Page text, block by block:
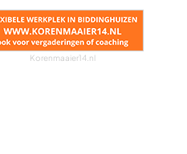
Korenmaaier14.nl